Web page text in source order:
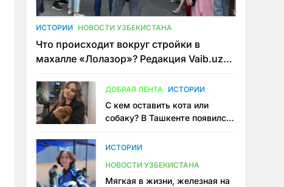
ИСТОРИИ НОВОСТИ УЗБЕКИСТАНА
Что происходит вокруг стройки в
махалле «Лолазор»? Редакция Vaib.uz
конфликта
ДОБРАЯ ЛЕНТА ИСТОРИИ
С кем оставить кота или
собаку? В Ташкенте появился
ИСТОРИИ
НОВОСТИ УЗБЕКИСТАНА
Мягкая в жизни, железная на